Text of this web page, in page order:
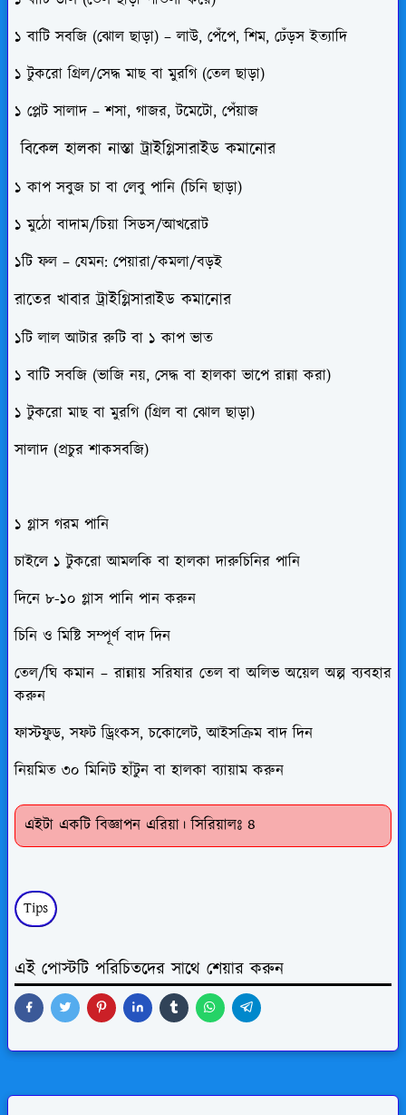
১ বাটি সবজি (ঝোল ছাড়া) – লাউ, পেঁপে, শিম, ঢেঁড়স ইত্যাদি
১ টুকরো গ্রিল/সেদ্ধ মাছ বা মুরগি (তেল ছাড়া)
১ প্লেট সালাদ – শসা, গাজর, টমেটো, পেঁয়াজ
বিকেল হালকা নাস্তাট্রাইগ্লিসারাইড কমানোর
১ কাপ সবুজ চা বা লেবু পানি (চিনি ছাড়া)
১ মুঠো বাদাম/চিয়া সিডস/আখরোট
১টি ফল – যেমন: পেয়ারা/কমলা/বড়ই
রাতের খাবারট্রাইগ্লিসারাইড কমানোর
১টি লাল আটার রুটি বা ১ কাপ ভাত
১ বাটি সবজি (ভাজি নয়, সেদ্ধ বা হালকা ভাপে রান্না করা)
১ টুকরো মাছ বা মুরগি (গ্রিল বা ঝোল ছাড়া)
সালাদ (প্রচুর শাকসবজি)
১ গ্লাস গরম পানি
চাইলে ১ টুকরো আমলকি বা হালকা দারুচিনির পানি
দিনে ৮-১০ গ্লাস পানি পান করুন
চিনি ও মিষ্টি সম্পূর্ণ বাদ দিন
তেল/ঘি কমান – রান্নায় সরিষার তেল বা অলিভ অয়েল অল্প ব্যবহার
করুন
ফাস্টফুড, সফট ড্রিংকস, চকোলেট, আইসক্রিম বাদ দিন
নিয়মিত ৩০ মিনিট হাঁটুন বা হালকা ব্যায়াম করুন
এইটা একটি বিজ্ঞাপন এরিয়া। সিরিয়ালঃ ৪
Tips
এই পোস্টটি পরিচিতদের সাথে শেয়ার করুন